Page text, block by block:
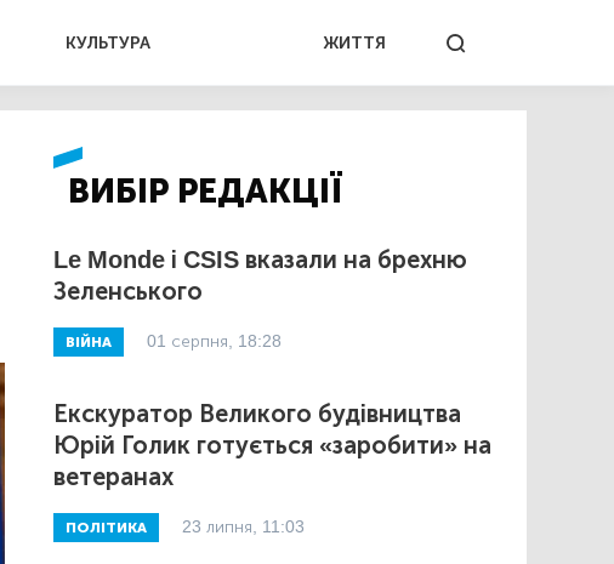
КУЛЬТУРА ЖИТТЯ
ВИБІР РЕДАКЦІЇ
Le Monde і CSIS вказали на брехню
Зеленського
ВІЙНА 01 серпня, 18:28
Екскуратор Великого будівництва
Юрій Голик готується «заробити» на
ветеранах
ПОЛІТИКА 23 липня, 11:03